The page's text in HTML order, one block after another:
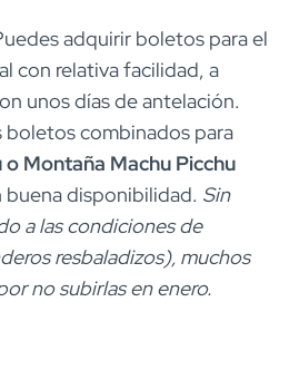
adquirir boletos para el
con relativa facilidad, a
unos días de antelación.
boletos combinados para
o Montaña Machu Picchu
disponibilidad. Sin
a las condiciones de
resbaladizos), muchos
no subirlas en enero.